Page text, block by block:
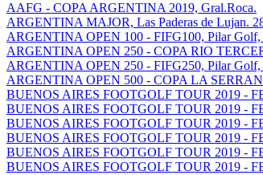
AAFG - COPA ARGENTINA 2019, Gral.Roca.
ARGENTINA MAJOR, Las Paderas de Lujan.
ARGENTINA OPEN 100 - FIFG100, Pilar Golf,
ARGENTINA OPEN 250 - COPA RIO
ARGENTINA OPEN 250 - FIFG250, Pilar Golf,
ARGENTINA OPEN 500 - COPA LA
BUENOS AIRES FOOTGOLF TOUR 2019 -
BUENOS AIRES FOOTGOLF TOUR 2019 -
BUENOS AIRES FOOTGOLF TOUR 2019 -
BUENOS AIRES FOOTGOLF TOUR 2019 -
BUENOS AIRES FOOTGOLF TOUR 2019 -
BUENOS AIRES FOOTGOLF TOUR 2019 -